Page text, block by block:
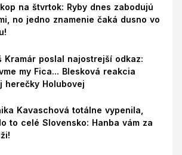
na štvrtok: Ryby dnes zabodujú
no jedno znamenie čaká dusno vo
Kramár poslal najostrejší odkaz:
my Fica... Blesková reakcia
herečky Holubovej
Kavaschová totálne vypenila,
to celé Slovensko: Hanba vám za